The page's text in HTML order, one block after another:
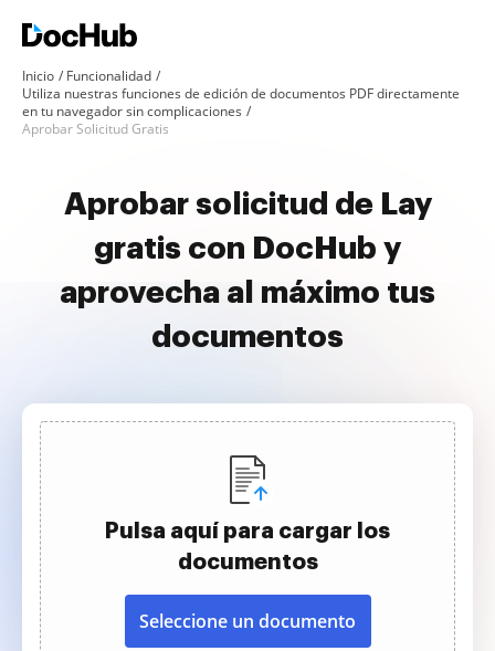
Inicio
Funcionalidad
Utiliza nuestras funciones de edición de documentos PDF directamente
en tu navegador sin complicaciones
Aprobar Solicitud Gratis
Aprobar solicitud de Lay
gratis con DocHub y
aprovecha al máximo tus
documentos
Pulsa aquí para cargar los
documentos
Seleccione un documento